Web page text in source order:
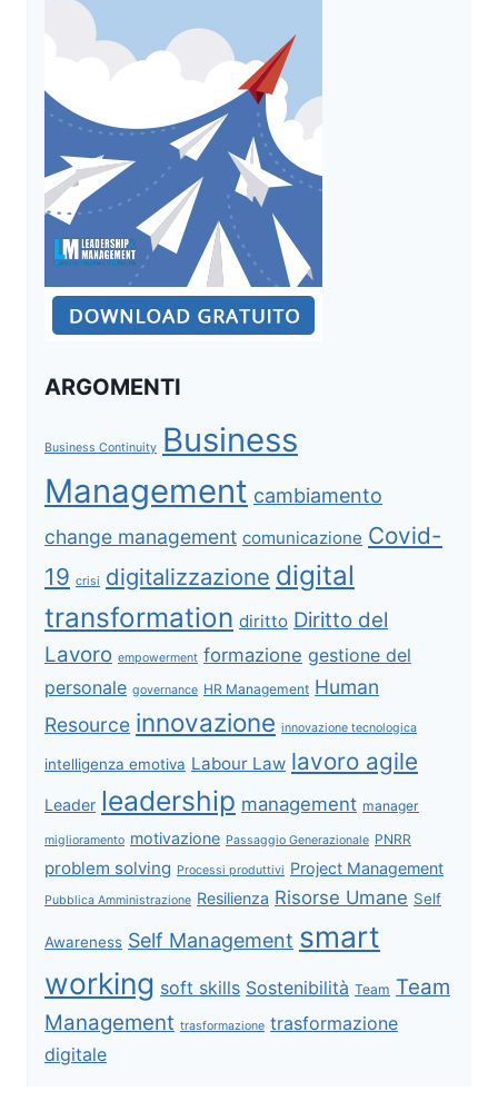
ARGOMENTI
Business Continuity Business
Management cambiamento
change management comunicazione Covid-
19 crisi digitalizzazione digital
transformation diritto Diritto del
Lavoro empowerment formazione gestione del
personale governance HR Management Human
Resource innovazione innovazione tecnologica
intelligenza emotiva Labour Law lavoro agile
Leader leadership management manager
miglioramento motivazione Passaggio Generazionale PNRR
problem solving Processi produttivi Project Management
Pubblica Amministrazione Resilienza Risorse Umane Self
Awareness Self Management smart
working soft skills Sostenibilità Team Team
Management trasformazione trasformazione
digitale